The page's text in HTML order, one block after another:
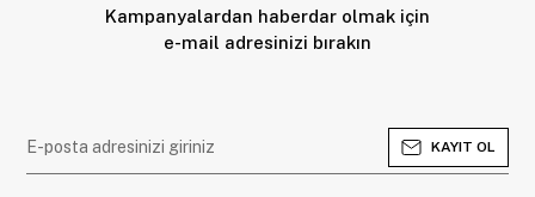
Kampanyalardan haberdar olmak için
e-mail adresinizi bırakın
KAYIT OL